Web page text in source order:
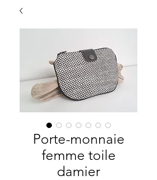
Porte-monnaie
femme toile
damier